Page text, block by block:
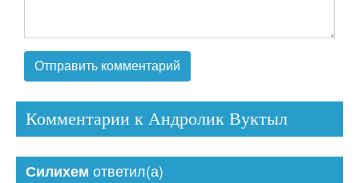
Комментарии к Андролик Вуктыл
Силихем ответил(а)